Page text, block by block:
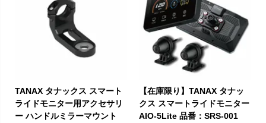
TANAX タナックス スマート
ライドモニター用アクセサリ
ー ハンドルミラーマウント
【在庫限り】TANAX タナッ
クス スマートライドモニター
AIO-5Lite 品番：SRS-001